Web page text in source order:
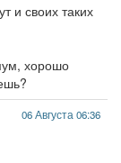
и своих таких
хорошо
06 Августа 06:36